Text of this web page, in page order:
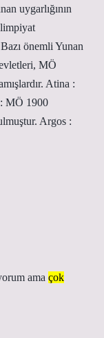
uygarlığının
önemli Yunan
MÖ
Atina :
MÖ 1900
Argos :
ama çok